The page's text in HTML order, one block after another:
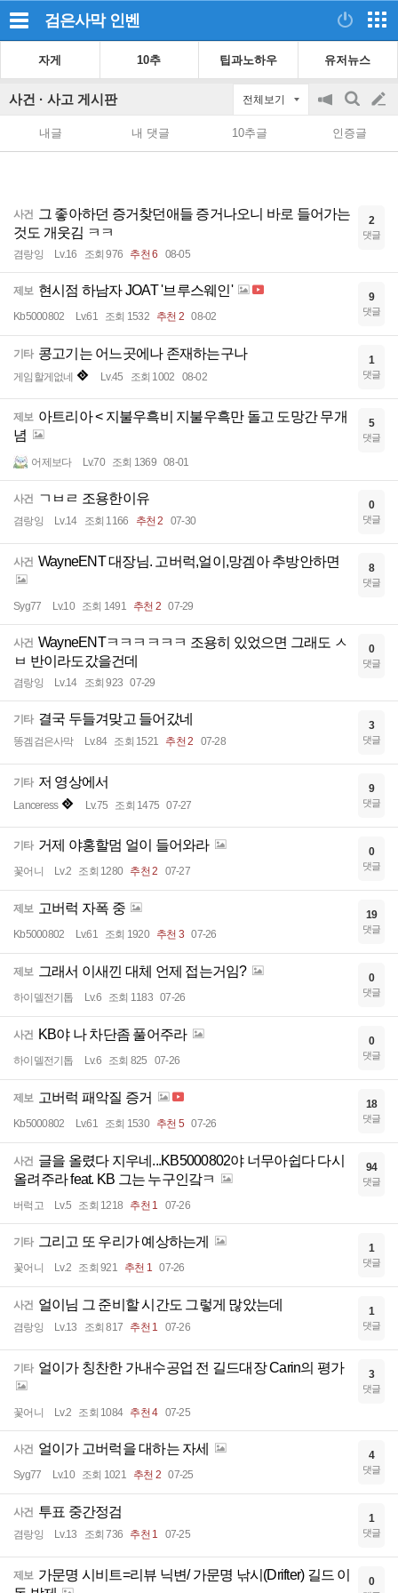
검은사막 인벤
자게 10추 팁과노하우 유저뉴스
사건 · 사고 게시판 전체보기
공
on/off
검
색
글
쓰
내글 내 댓글 10추글 인증글
사건 그 좋아하던 증거찾던애들 증거나오니 바로 들어가는
것도 개웃김 ㅋㅋ
겸랑잉 Lv.16 조회 976 추천 6 08-05
2
댓글
제보 현시점 하남자 JOAT '브루스웨인'
Kb5000802 Lv.61 조회 1532 추천 2 08-02
9
댓글
기타 콩고기는 어느곳에나 존재하는구나
게임할게없네 Lv.45 조회 1002 08-02
1
댓글
제보 아트리아 < 지불우흑비 지불우흑만 돌고 도망간 무개
념
어제보다 Lv.70 조회 1369 08-01
5
댓글
사건 ㄱㅂㄹ 조용한이유
겸랑잉 Lv.14 조회 1166 추천 2 07-30
0
댓글
사건 WayneENT 대장님. 고버럭,얼이,망겜아 추방안하면
Syg77 Lv.10 조회 1491 추천 2 07-29
8
댓글
사건 WayneENTㅋㅋㅋㅋㅋㅋ 조용히 있었으면 그래도 ㅅ
ㅂ 반이라도갔을건데
겸랑잉 Lv.14 조회 923 07-29
0
댓글
기타 결국 두들겨맞고 들어갔네
똥겜검은사막 Lv.84 조회 1521 추천 2 07-28
3
댓글
기타 저 영상에서
Lanceress Lv.75 조회 1475 07-27
9
댓글
기타 거제 야홍할멈 얼이 들어와라
꽃어니 Lv.2 조회 1280 추천 2 07-27
0
댓글
제보 고버럭 자폭 중
Kb5000802 Lv.61 조회 1920 추천 3 07-26
19
댓글
제보 그래서 이새낀 대체 언제 접는거임?
하이델전기톱 Lv.6 조회 1183 07-26
0
댓글
사건 KB야 나 차단좀 풀어주라
하이델전기톱 Lv.6 조회 825 07-26
0
댓글
제보 고버럭 패악질 증거
Kb5000802 Lv.61 조회 1530 추천 5 07-26
18
댓글
사건 글을 올렸다 지우네...KB5000802야 너무아쉽다 다시
올려주라 feat. KB 그는 누구인갘ㅋ
버럭고 Lv.5 조회 1218 추천 1 07-26
94
댓글
기타 그리고 또 우리가 예상하는게
꽃어니 Lv.2 조회 921 추천 1 07-26
1
댓글
사건 얼이님 그 준비할 시간도 그렇게 많았는데
겸랑잉 Lv.13 조회 817 추천 1 07-26
1
댓글
기타 얼이가 칭찬한 가내수공업 전 길드대장 Carin의 평가
꽃어니 Lv.2 조회 1084 추천 4 07-25
3
댓글
사건 얼이가 고버럭을 대하는 자세
Syg77 Lv.10 조회 1021 추천 2 07-25
4
댓글
사건 투표 중간정검
겸랑잉 Lv.13 조회 736 추천 1 07-25
1
댓글
제보 가문명 시비트=리뷰 닉변/ 가문명 낚시(Drifter) 길드 이
0